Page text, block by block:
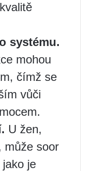
systému.
mohou
čímž se
vůči
U žen,
může soor
je